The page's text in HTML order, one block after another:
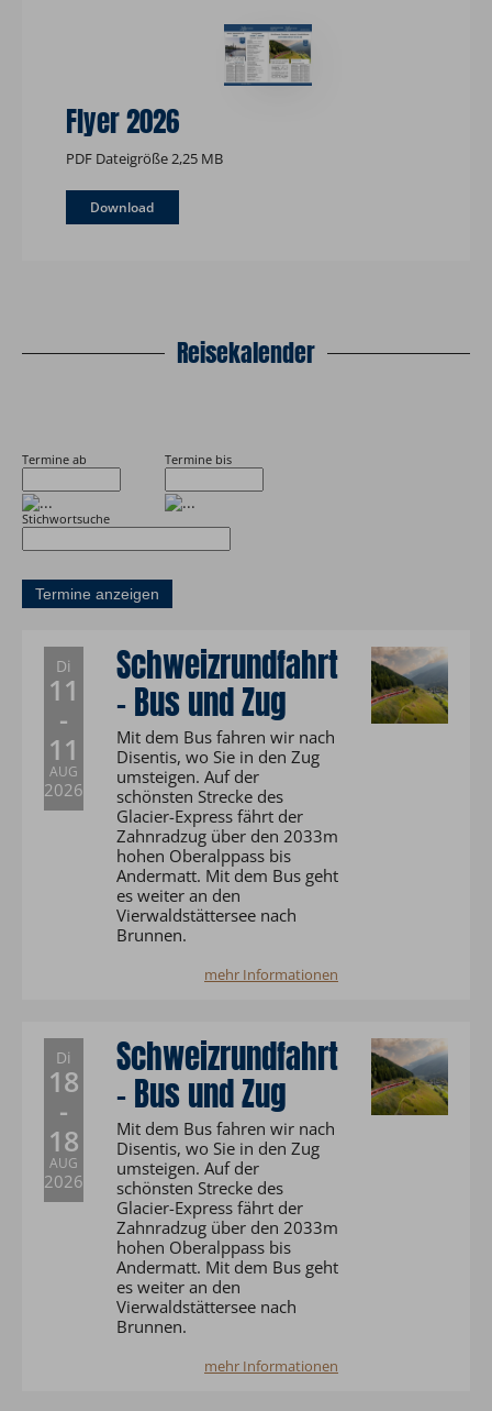
Flyer 2026
PDF Dateigröße 2,25 MB
Download
Reisekalender
Termine ab Termine bis
Stichwortsuche
Di
11
-
11
AUG
2026
Schweizrundfahrt
- Bus und Zug
Mit dem Bus fahren wir nach
Disentis, wo Sie in den Zug
umsteigen. Auf der
schönsten Strecke des
Glacier-Express fährt der
Zahnradzug über den 2033m
hohen Oberalppass bis
Andermatt. Mit dem Bus geht
es weiter an den
Vierwaldstättersee nach
Brunnen.
mehr Informationen
Di
18
-
18
AUG
2026
Schweizrundfahrt
- Bus und Zug
Mit dem Bus fahren wir nach
Disentis, wo Sie in den Zug
umsteigen. Auf der
schönsten Strecke des
Glacier-Express fährt der
Zahnradzug über den 2033m
hohen Oberalppass bis
Andermatt. Mit dem Bus geht
es weiter an den
Vierwaldstättersee nach
Brunnen.
mehr Informationen